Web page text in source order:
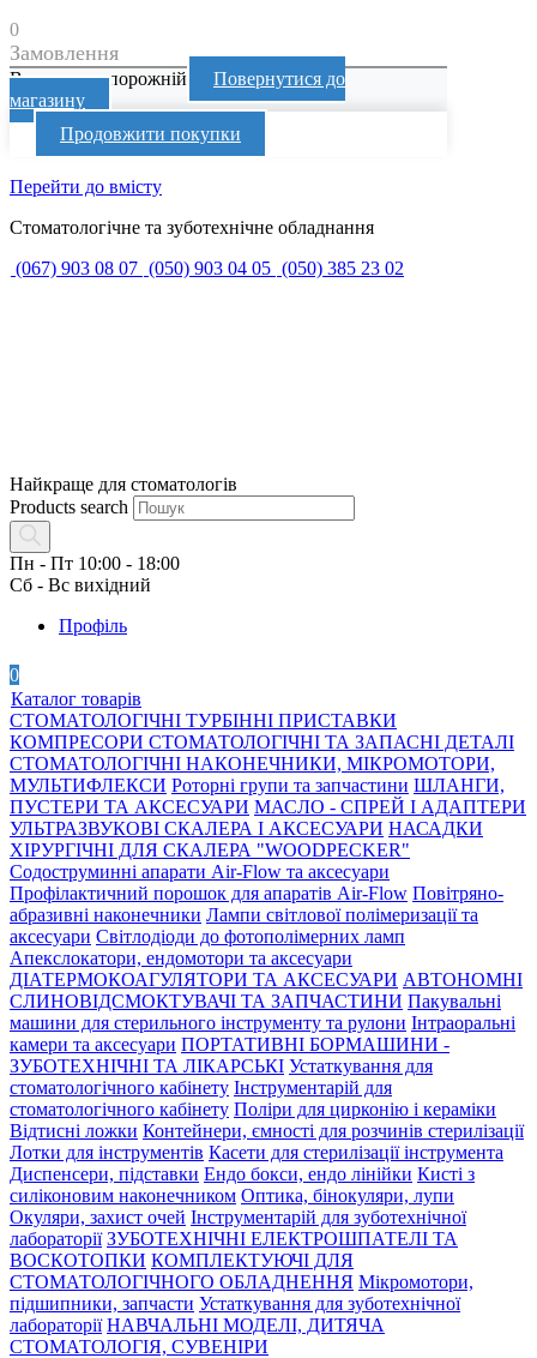
0
Замовлення
Ваш кошик порожній
Повернутися до
магазину
Продовжити покупки
Перейти до вмісту
Стоматологічне та зуботехнічне обладнання
(067) 903 08 07 (050) 903 04 05 (050) 385 23 02
Найкраще для стоматологів
Products search
Пн - Пт 10:00 - 18:00
Сб - Вс вихідний
Профіль
0
Каталог товарів
СТОМАТОЛОГІЧНІ ТУРБІННІ ПРИСТАВКИ
КОМПРЕСОРИ СТОМАТОЛОГІЧНІ ТА ЗАПАСНІ ДЕТАЛІ
СТОМАТОЛОГІЧНІ НАКОНЕЧНИКИ, МІКРОМОТОРИ,
МУЛЬТИФЛЕКСИ Роторні групи та запчастини ШЛАНГИ,
ПУСТЕРИ ТА АКСЕСУАРИ МАСЛО - СПРЕЙ І АДАПТЕРИ
УЛЬТРАЗВУКОВІ СКАЛЕРА І АКСЕСУАРИ НАСАДКИ
ХІРУРГІЧНІ ДЛЯ СКАЛЕРА "WOODPECKER"
Содоструминні апарати Air-Flow та аксесуари
Профілактичний порошок для апаратів Air-Flow Повітряно-
абразивні наконечники Лампи світлової полімеризації та
аксесуари Світлодіоди до фотополімерних ламп
Апекслокатори, ендомотори та аксесуари
ДІАТЕРМОКОАГУЛЯТОРИ ТА АКСЕСУАРИ АВТОНОМНІ
СЛИНОВІДСМОКТУВАЧІ ТА ЗАПЧАСТИНИ Пакувальні
машини для стерильного інструменту та рулони Інтраоральні
камери та аксесуари ПОРТАТИВНІ БОРМАШИНИ -
ЗУБОТЕХНІЧНІ ТА ЛІКАРСЬКІ Устаткування для
стоматологічного кабінету Інструментарій для
стоматологічного кабінету Поліри для цирконію і кераміки
Відтисні ложки Контейнери, ємності для розчинів стерилізації
Лотки для інструментів Касети для стерилізації інструмента
Диспенсери, підставки Ендо бокси, ендо лінійки Кисті з
силіконовим наконечником Оптика, бінокуляри, лупи
Окуляри, захист очей Інструментарій для зуботехнічної
лабораторії ЗУБОТЕХНІЧНІ ЕЛЕКТРОШПАТЕЛІ ТА
ВОСКОТОПКИ КОМПЛЕКТУЮЧІ ДЛЯ
СТОМАТОЛОГІЧНОГО ОБЛАДНЕННЯ Мікромотори,
підшипники, запчасти Устаткування для зуботехнічної
лабораторії НАВЧАЛЬНІ МОДЕЛІ, ДИТЯЧА
СТОМАТОЛОГІЯ, СУВЕНІРИ